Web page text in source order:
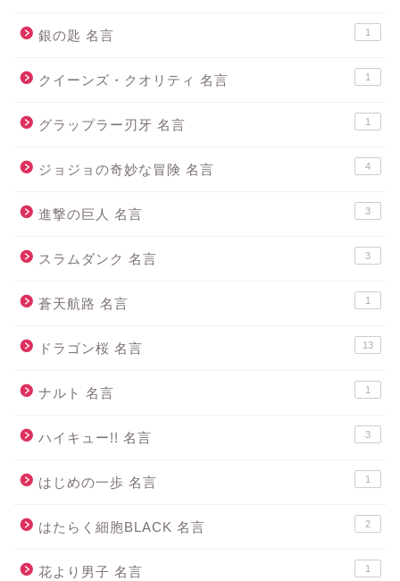
銀の匙 名言 1
クイーンズ・クオリティ 名言 1
グラップラー刃牙 名言 1
ジョジョの奇妙な冒険 名言 4
進撃の巨人 名言 3
スラムダンク 名言 3
蒼天航路 名言 1
ドラゴン桜 名言 13
ナルト 名言 1
ハイキュー!! 名言 3
はじめの一歩 名言 1
はたらく細胞BLACK 名言 2
花より男子 名言 1